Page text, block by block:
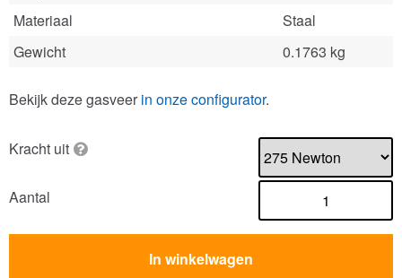
Materiaal
Staal
Gewicht
0.1763 kg
Bekijk deze gasveer in onze configurator.
Kracht uit
Aantal
In winkelwagen